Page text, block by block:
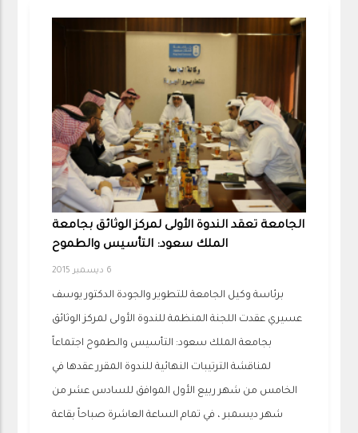
الجامعة تعقد الندوة الأولى لمركز الوثائق بجامعة
الملك سعود: التأسيس والطموح
6 ديسمبر 2015
برئاسة وكيل الجامعة للتطوير والجودة الدكتور يوسف
عسيري عقدت اللجنة المنظمة للندوة الأولى لمركز الوثائق
بجامعة الملك سعود: التأسيس والطموح اجتماعاً
لمناقشة الترتيبات النهائية للندوة المقرر عقدها في
الخامس من شهر ربيع الأول الموافق للسادس عشر من
شهر ديسمبر ، في تمام الساعة العاشرة صباحاً بقاعة